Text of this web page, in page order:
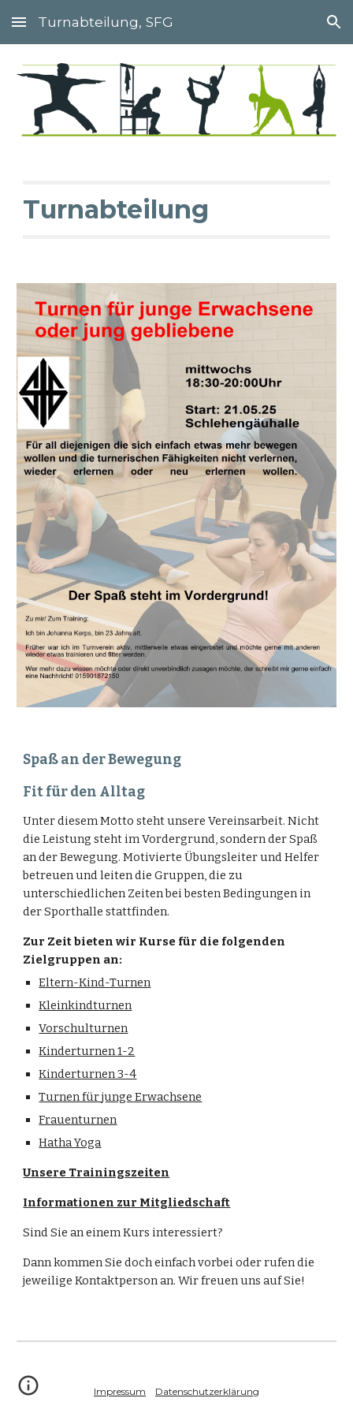
Skip to main content Skip to navigation
Turnabteilung, SFG
Turnabteilung
Spaß an der Bewegung
Fit für den Alltag
Unter diesem Motto steht unsere Vereinsarbeit. Nicht
die Leistung steht im Vordergrund, sondern der Spaß
an der Bewegung. Motivierte Übungsleiter und Helfer
betreuen und leiten die Gruppen, die zu
unterschiedlichen Zeiten bei besten Bedingungen in
der Sporthalle stattfinden.
Zur Zeit bieten wir Kurse für die folgenden
Zielgruppen an:
Eltern-Kind-Turnen
Kleinkindturnen
Vorschulturnen
Kinderturnen 1-2
Kinderturnen 3-4
Turnen für junge Erwachsene
Frauenturnen
Hatha Yoga
Unsere Trainingszeiten
Informationen zur Mitgliedschaft
Sind Sie an einem Kurs interessiert?
Dann kommen Sie doch einfach vorbei oder rufen die
jeweilige Kontaktperson an. Wir freuen uns auf Sie!
Impressum Datenschutzerklärung